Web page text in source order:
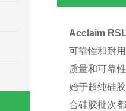
Acclaim
可靠性和耐
质量和可靠
始于超纯硅
合硅胶批次